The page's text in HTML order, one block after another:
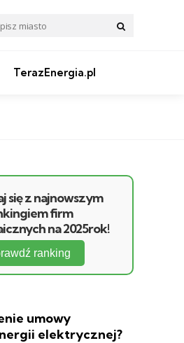
TerazEnergia.pl
się z najnowszym
firm
na 2025rok!
ranking
umowy
elektrycznej?